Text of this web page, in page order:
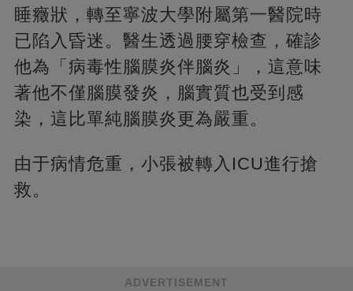
睡癥狀，轉至寧波大學附屬第一醫院時
已陷入昏迷。醫生透過腰穿檢查，確診
他為「病毒性腦膜炎伴腦炎」，這意味
著他不僅腦膜發炎，腦實質也受到感
染，這比單純腦膜炎更為嚴重。
由于病情危重，小張被轉入ICU進行搶
救。
ADVERTISEMENT